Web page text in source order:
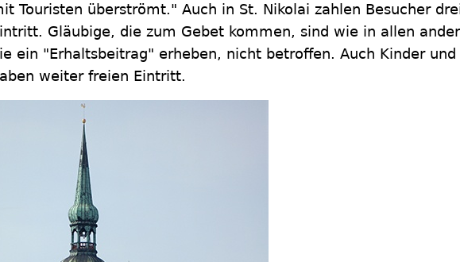
Touristen überströmt." Auch in St. Nikolai zahlen Besucher
Gläubige, die zum Gebet kommen, sind wie in allen
ein "Erhaltsbeitrag" erheben, nicht betroffen. Auch Kinder und
weiter freien Eintritt.